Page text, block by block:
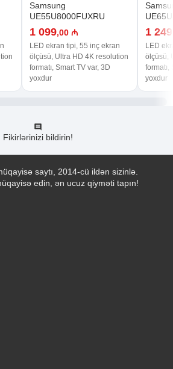
Samsung
UE55U8000FUXRU
1 099,00 ₼
LED ekran tipi, 55 inç ekran
ölçüsü, Ultra HD 4K resolution
formatı, Smart TV var, 3D
yoxdur
1 249
LED
ölçüsü,
formatı,
yoxdur
Fikirlərinizi bildirin!
saytı, 2014-cü ildən sizinlə.
edin, ən ucuz qiyməti tapın!